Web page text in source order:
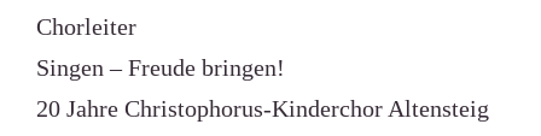
Chorleiter
Singen – Freude bringen!
20 Jahre Christophorus-Kinderchor Altensteig